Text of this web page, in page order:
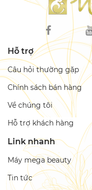
Hỗ trợ
Câu hỏi thường gặp
Chính sách bán hàng
Về chúng tôi
Hỗ trợ khách hàng
Link nhanh
Máy mega beauty
Tin tức